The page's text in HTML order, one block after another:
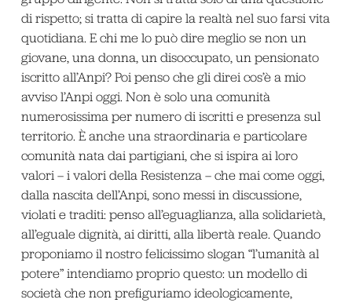
di rispetto; si tratta di capire la realtà nel suo farsi vita
quotidiana. E chi me lo può dire meglio se non un
giovane, una donna, un disoccupato, un pensionato
iscritto all’Anpi? Poi penso che gli direi cos’è a mio
avviso l’Anpi oggi. Non è solo una comunità
numerosissima per numero di iscritti e presenza sul
territorio. È anche una straordinaria e particolare
comunità nata dai partigiani, che si ispira ai loro
valori – i valori della Resistenza – che mai come oggi,
dalla nascita dell’Anpi, sono messi in discussione,
violati e traditi: penso all’eguaglianza, alla solidarietà,
all’eguale dignità, ai diritti, alla libertà reale. Quando
proponiamo il nostro felicissimo slogan “l’umanità al
potere” intendiamo proprio questo: un modello di
società che non prefiguriamo ideologicamente,